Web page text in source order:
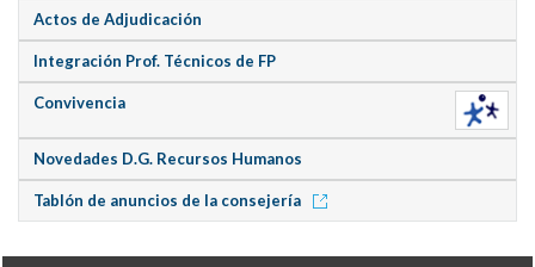
Actos de Adjudicación
Integración Prof. Técnicos de FP
Convivencia
Novedades D.G. Recursos Humanos
Tablón de anuncios de la consejería